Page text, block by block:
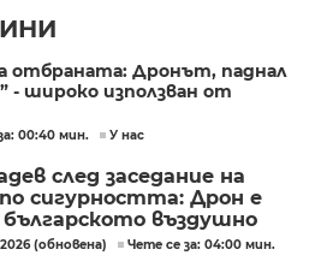
Дронът, паднал
- широко използван от
00:40 мин. У нас
след заседание на
сигурността: Дрон е
българското въздушно
(обновена)
Чете се за: 04:00 мин.